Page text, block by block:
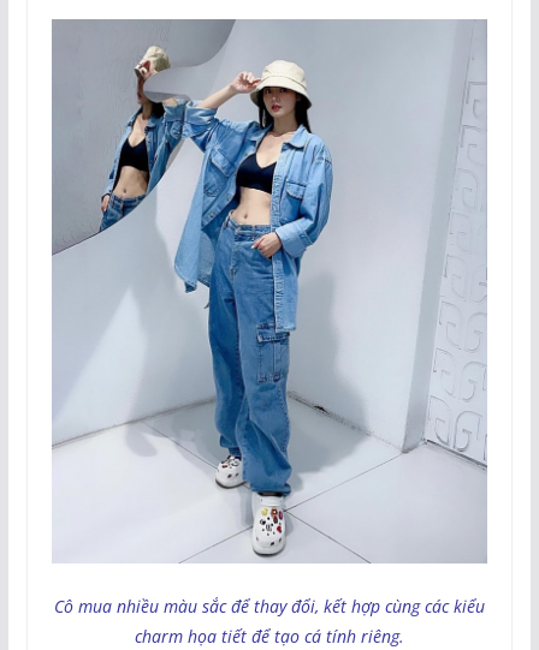
Cô mua nhiều màu sắc để thay đổi, kết hợp cùng các kiểu
charm họa tiết để tạo cá tính riêng.